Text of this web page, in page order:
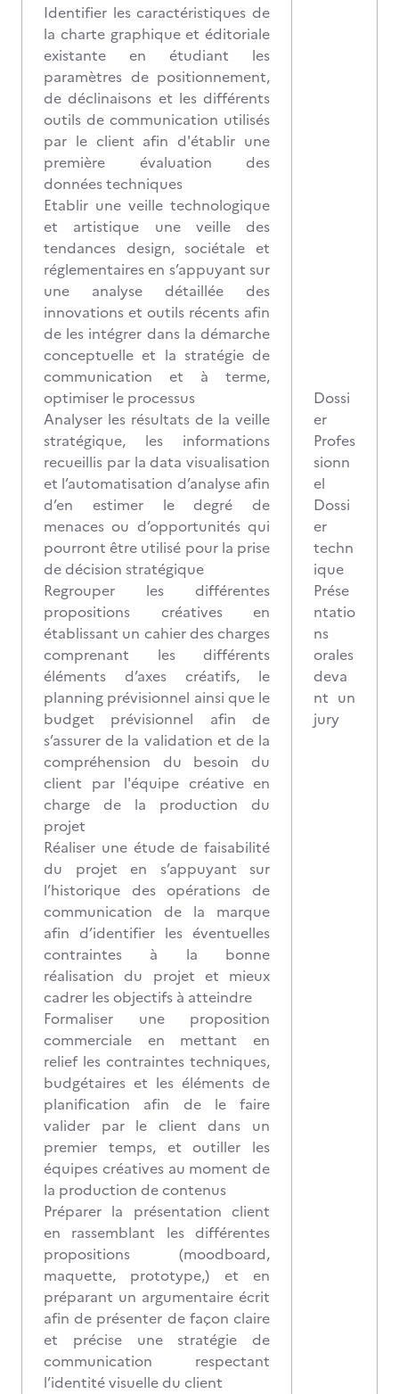
Identifier les caractéristiques de
la charte graphique et éditoriale
existante en étudiant les
paramètres de positionnement,
de déclinaisons et les différents
outils de communication utilisés
par le client afin d'établir une
première évaluation des
données techniques
Etablir une veille technologique
et artistique une veille des
tendances design, sociétale et
réglementaires en s’appuyant sur
une analyse détaillée des
innovations et outils récents afin
de les intégrer dans la démarche
conceptuelle et la stratégie de
communication et à terme,
optimiser le processus
Analyser les résultats de la veille
stratégique, les informations
recueillis par la data visualisation
et l’automatisation d’analyse afin
d’en estimer le degré de
menaces ou d’opportunités qui
pourront être utilisé pour la prise
de décision stratégique
Regrouper les différentes
propositions créatives en
établissant un cahier des charges
comprenant les différents
éléments d’axes créatifs, le
planning prévisionnel ainsi que le
budget prévisionnel afin de
s’assurer de la validation et de la
compréhension du besoin du
client par l'équipe créative en
charge de la production du
projet
Réaliser une étude de faisabilité
du projet en s’appuyant sur
l’historique des opérations de
communication de la marque
afin d’identifier les éventuelles
contraintes à la bonne
réalisation du projet et mieux
cadrer les objectifs à atteindre
Formaliser une proposition
commerciale en mettant en
relief les contraintes techniques,
budgétaires et les éléments de
planification afin de le faire
valider par le client dans un
premier temps, et outiller les
équipes créatives au moment de
la production de contenus
Préparer la présentation client
en rassemblant les différentes
propositions (moodboard,
maquette, prototype,) et en
préparant un argumentaire écrit
afin de présenter de façon claire
et précise une stratégie de
communication respectant
l’identité visuelle du client
Dossi
er
Profes
sionn
el
Dossi
er
techn
ique
Prése
ntatio
ns
orales
deva
nt un
jury